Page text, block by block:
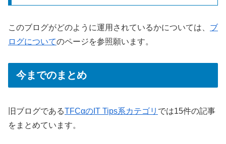
このブログがどのように運用されているかについては、 ブ
ログについてのページを参照願います。
今までのまとめ
旧ブログであるTFCαのIT Tips系カテゴリ では15件の記事
をまとめています。